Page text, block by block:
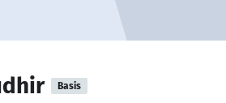
Basis